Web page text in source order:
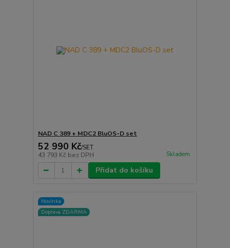
NAD C 389 + MDC2 BluOS-D set
52 990 Kč/SET
43 793 Kč bez DPH Skladem
Přidat do košíku
Novinka
Doprava ZDARMA